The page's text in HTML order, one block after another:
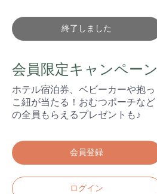
終了しました
会員限定キャンペーン
ホテル宿泊券、ベビーカーや抱っ
こ紐が当たる！おむつポーチなど
の全員もらえるプレゼントも♪
会員登録
ログイン